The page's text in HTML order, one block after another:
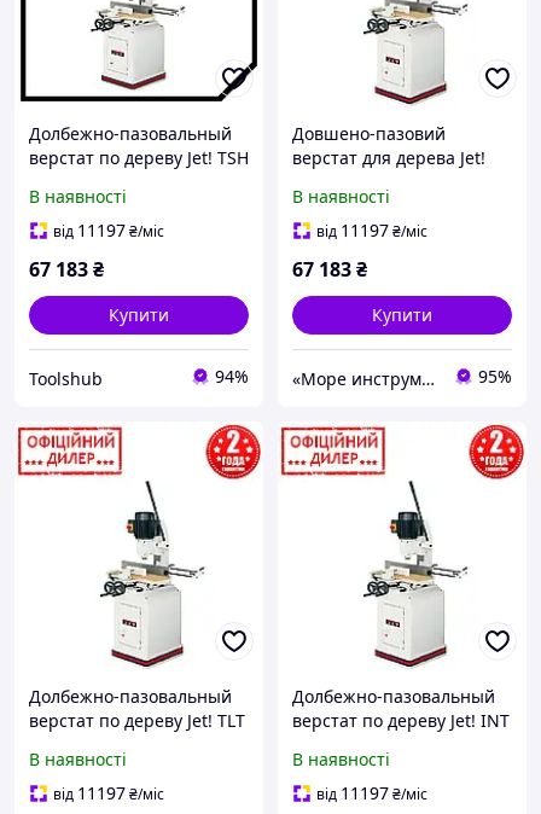
Долбежно-пазовальный
верстат по дереву Jet! TSH
В наявності
від 11197₴/міс
67 183₴
Купити
Toolshub 94%
Довшено-пазовий
верстат для дерева Jet!
В наявності
від 11197₴/міс
67 183₴
Купити
«Море инструментов» 95%
Долбежно-пазовальный
верстат по дереву Jet! TLT
В наявності
від 11197₴/міс
Долбежно-пазовальный
верстат по дереву Jet! INT
В наявності
від 11197₴/міс